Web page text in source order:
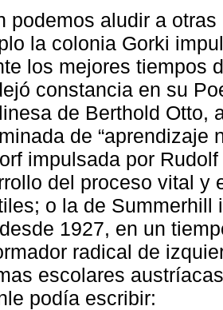
podemos aludir a
la colonia Gorki
los mejores tiempos
constancia en su
de Berthold Otto,
de “aprendizaje
impulsada por
del proceso vital y
o la de Summerhill
1927, en un
radical de
escolares
podía escribir: